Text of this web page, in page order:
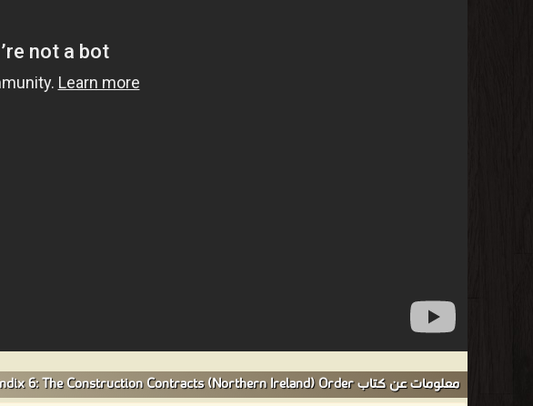
معلومات عن كتاب Construction Adjudication: Appendix 6: The Construction Contracts (Northern Ireland) Order: